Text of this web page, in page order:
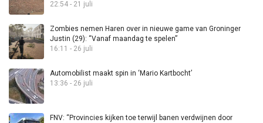
22:54 - 21 juli
Zombies nemen Haren over in nieuwe game van Groninger
Justin (29): “Vanaf maandag te spelen”
16:11 - 26 juli
Automobilist maakt spin in ‘Mario Kartbocht’
13:36 - 26 juli
FNV: “Provincies kijken toe terwijl banen verdwijnen door